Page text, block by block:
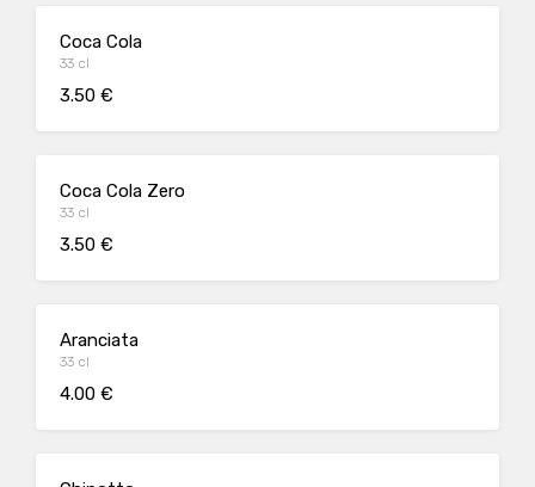
Coca Cola
33 cl
3.50 €
Coca Cola Zero
33 cl
3.50 €
Aranciata
33 cl
4.00 €